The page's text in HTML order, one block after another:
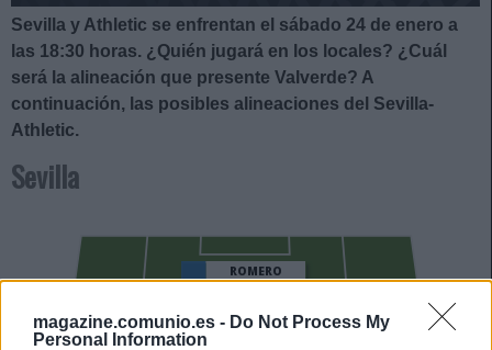
magazine.comunio.es - Do Not Process My
Personal Information
Sevilla y Athletic se enfrentan el sábado 24 de enero a
las 18:30 horas. ¿Quién jugará en los locales? ¿Cuál
será la alineación que presente Valverde? A
continuación, las posibles alineaciones del Sevilla-
Athletic.
Sevilla
GURIDI
ROMERO